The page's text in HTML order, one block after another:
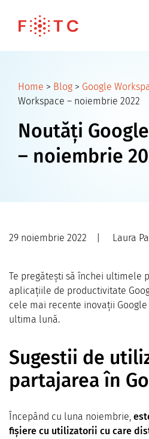
Home > Blog > Google
Workspace – noiembrie 2022
Noutăți
– noiembrie
29 noiembrie 2022 Laura
Te pregătești să închei ultimele
aplicațiile de productivitate
cele mai recente inovații
ultima lună.
Sugestii de
partajarea în
Începând cu luna noiembrie,
fișiere cu utilizatorii cu care